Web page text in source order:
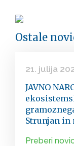
Ostale
21. julija
JAVNO
Strunjan in
Preberi